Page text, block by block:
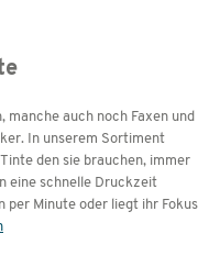
manche auch noch Faxen und
In unserem Sortiment
den sie brauchen, immer
eine schnelle Druckzeit
per Minute oder liegt ihr Fokus